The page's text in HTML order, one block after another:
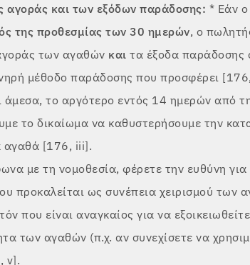
αγοράς και των εξόδων παράδοσης: * Εάν
της προθεσμίας των 30 ημερών, ο
των αγαθών και τα έξοδα παράδοσης
μέθοδο παράδοσης που προσφέρει
άμεσα, το αργότερο εντός 14 ημερών από
το δικαίωμα να καθυστερήσουμε την
αγαθά [176, iii].
με τη νομοθεσία, φέρετε την ευθύνη
προκαλείται ως συνέπεια χειρισμού των
που είναι αναγκαίος για να
των αγαθών (π.χ. αν συνεχίσετε να
v].